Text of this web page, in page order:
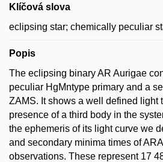
Klíčová slova
eclipsing star; chemically peculiar
Popis
The eclipsing binary AR Aurigae
peculiar HgMntype primary and a
ZAMS. It shows a well defined light
presence of a third body in the
the ephemeris of its light curve we
and secondary minima times of
observations. These represent 17